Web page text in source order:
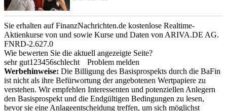
Sie erhalten auf FinanzNachrichten.de kostenlose Realtime-
Aktienkurse von und sowie Kurse und Daten von ARIVA.DE AG.
FNRD-2.627.0
Wie bewerten Sie die aktuell angezeigte Seite?
sehr gut1 23456schlecht
Problem melden
Werbehinweise: Die Billigung des Basisprospekts durch die BaFin
ist nicht als ihre Befürwortung der angebotenen Wertpapiere zu
verstehen. Wir empfehlen Interessenten und potenziellen Anlegern
den Basisprospekt und die Endgültigen Bedingungen zu lesen,
bevor sie eine Anlageentscheidung treffen, um sich möglichst